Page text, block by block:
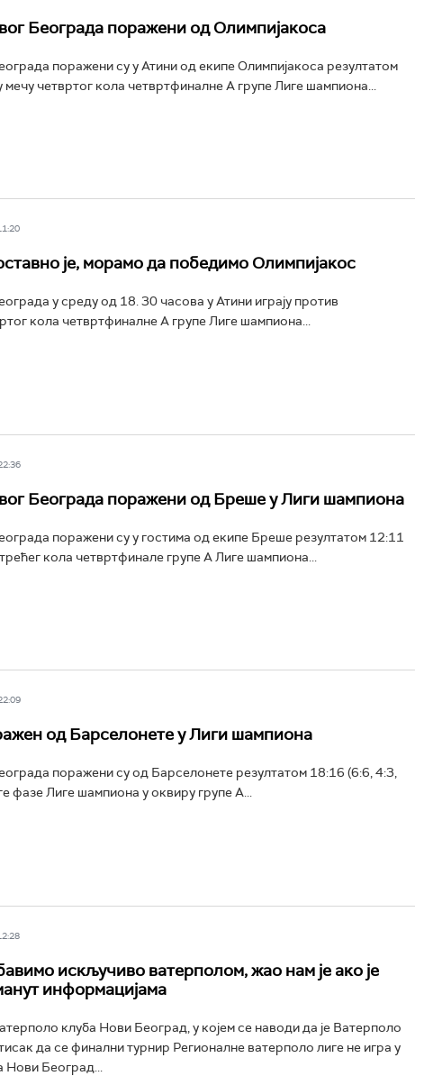
Београда поражени од Олимпијакоса
поражени су у Атини од екипе Олимпијакоса резултатом
четвртог кола четвртфиналне А групе Лиге шампиона...
је, морамо да победимо Олимпијакос
у среду од 18. 30 часова у Атини играју против
кола четвртфиналне А групе Лиге шампиона...
Београда поражени од Бреше у Лиги шампиона
поражени су у гостима од екипе Бреше резултатом 12:11
кола четвртфинале групе А Лиге шампиона...
од Барселонете у Лиги шампиона
поражени су од Барселонете резултатом 18:16 (6:6, 4:3,
фазе Лиге шампиона у оквиру групе А...
искључиво ватерполом, жао нам је ако је
информацијама
клуба Нови Београд, у којем се наводи да је Ватерполо
да се финални турнир Регионалне ватерполо лиге не игра у
Нови Београд...